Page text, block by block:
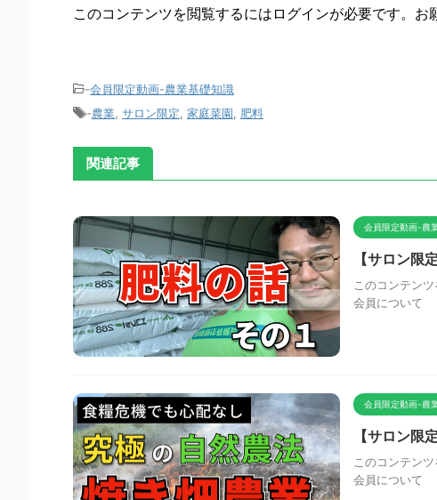
このコンテンツを閲覧するにはログインが必要です。お
-会員限定動画-農業基礎知識
-農業 サロン限定 家庭菜園 肥料
関連記事
会員限定動画-農
【サロン限
このコンテン
会員について
会員限定動画-農
【サロン限
このコンテン
会員について